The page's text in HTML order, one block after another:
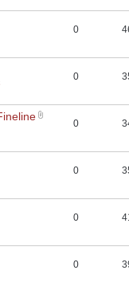
0
0
0
0
0
0